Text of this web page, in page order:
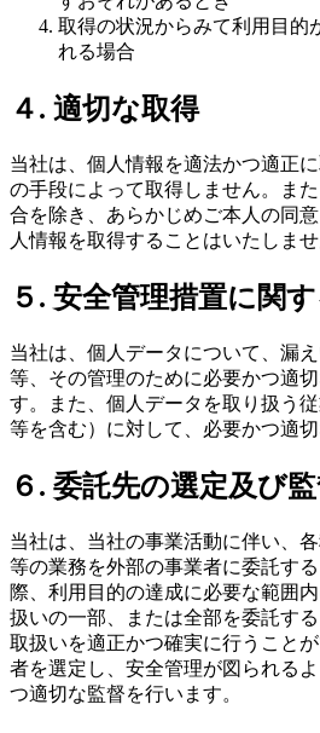
取得の状況からみて利用目的
れる場合
４. 適切な取得
当社は、個人情報を適法かつ適正
の手段によって取得しません。ま
合を除き、あらかじめご本人の同
人情報を取得することはいたしませ
５. 安全管理措置に関
当社は、個人データについて、漏
等、その管理のために必要かつ適
す。また、個人データを取り扱う
等を含む）に対して、必要かつ適切
６. 委託先の選定及び
当社は、当社の事業活動に伴い、
等の業務を外部の事業者に委託す
際、利用目的の達成に必要な範囲
扱いの一部、または全部を委託す
取扱いを適正かつ確実に行うこと
者を選定し、安全管理が図られる
つ適切な監督を行います。